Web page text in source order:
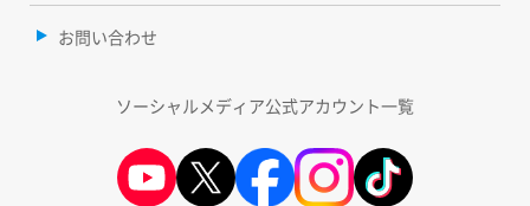
お問い合わせ
ソーシャルメディア公式アカウント一覧